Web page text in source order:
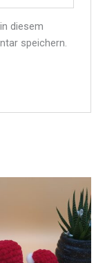
diesem
speichern.